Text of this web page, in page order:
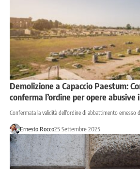
Demolizione a Capaccio Paestum:
conferma l’ordine per opere
Confermata la validità dell'ordine di abbattimento emesso
Ernesto Rocco25 Settembre 2025